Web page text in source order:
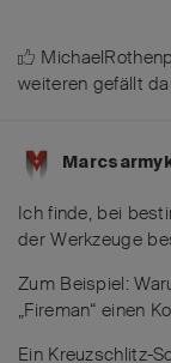
weiteren gefällt
Ich finde, bei
der Werkzeuge
Zum Beispiel:
„Fireman“ einen
Ein Kreuzschlitz-